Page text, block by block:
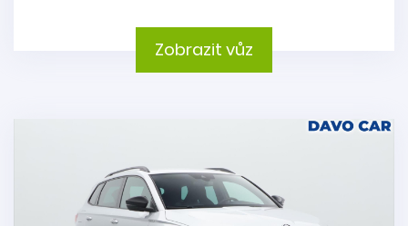
Zobrazit vůz